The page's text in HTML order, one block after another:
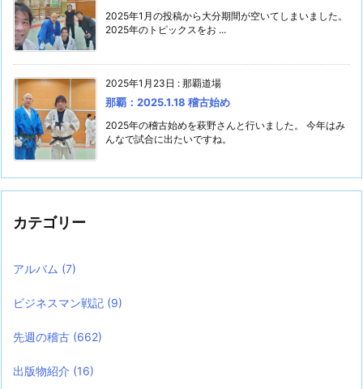
2025年1月の投稿から大分期間が空いてしまいました。
2025年のトピックスをお ...
2025年1月23日 : 那覇道場
那覇：2025.1.18 稽古始め
2025年の稽古始めを萩野さんと行いました。 今年はみ
んなで試合に出たいですね。
カテゴリー
アルバム (7)
ビジネスマン戦記 (9)
先週の稽古 (662)
出版物紹介 (16)